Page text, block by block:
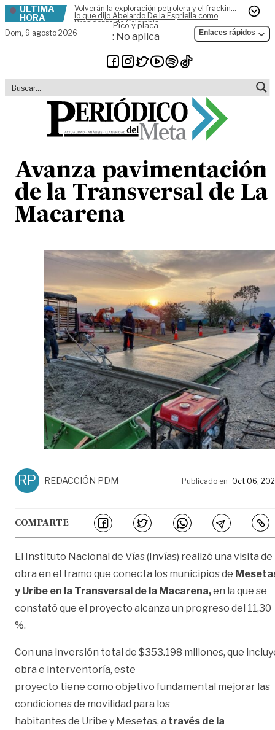
Skip to content
ÚLTIMA
HORA
Volverán la exploración petrolera y el fracking,
lo que dijo Abelardo De la Espriella como
Presidente de Colombia
Dom, 9 agosto 2026
Pico y placa
: No aplica Enlaces rápidos
Avanza pavimentación
de la Transversal de La
Macarena
RP REDACCIÓN PDM Publicado en Oct 06,
COMPARTE
El Instituto Nacional de Vías (Invías) realizó una visita de
obra en el tramo que conecta los municipios de
y Uribe en la Transversal de la Macarena,en la que se
constató que el proyecto alcanza un progreso del 11,30
%.
Con una inversión total de $353.198 millones, que
obra e interventoría, este
proyecto tiene como objetivo fundamental mejorar las
condiciones de movilidad para los
habitantes de Uribe y Mesetas, a través de la